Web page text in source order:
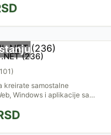
(236)
101)
kreirate samostalne
Windows i aplikacije sa
...</b>